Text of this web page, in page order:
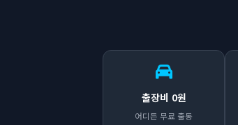
출장비 0원
어디든 무료 출동